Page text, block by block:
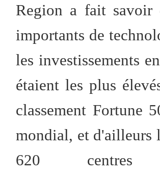
Region a fait savoir
importants de
les investissements
étaient les plus
classement Fortune
mondial, et d'ailleurs
620